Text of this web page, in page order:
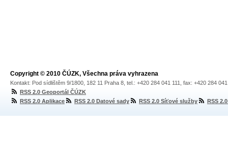
Copyright © 2010 ČÚZK, Všechna práva vyhrazena
Kontakt: Pod sídlištěm 9/1800, 182 11 Praha 8, tel.: +420 284 041 111, fax: +420 284
RSS 2.0 Geoportál ČÚZK
RSS 2.0 Aplikace
RSS 2.0 Datové sady RSS 2.0 Síťové služby RSS